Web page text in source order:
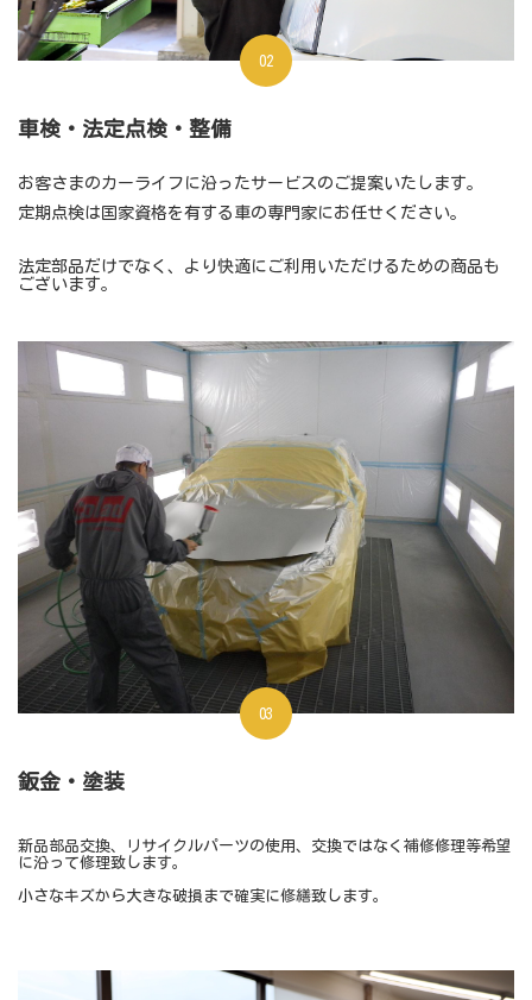
02
車検・法定点検・整備
お客さまのカーライフに沿ったサービスのご提案いたします。
定期点検は国家資格を有する車の専門家にお任せください。
法定部品だけでなく、より快適にご利用いただけるための商品も
ございます。
03
鈑金・塗装
新品部品交換、リサイクルパーツの使用、交換ではなく補修修理等希望
に沿って修理致します。
小さなキズから大きな破損まで確実に修繕致します。